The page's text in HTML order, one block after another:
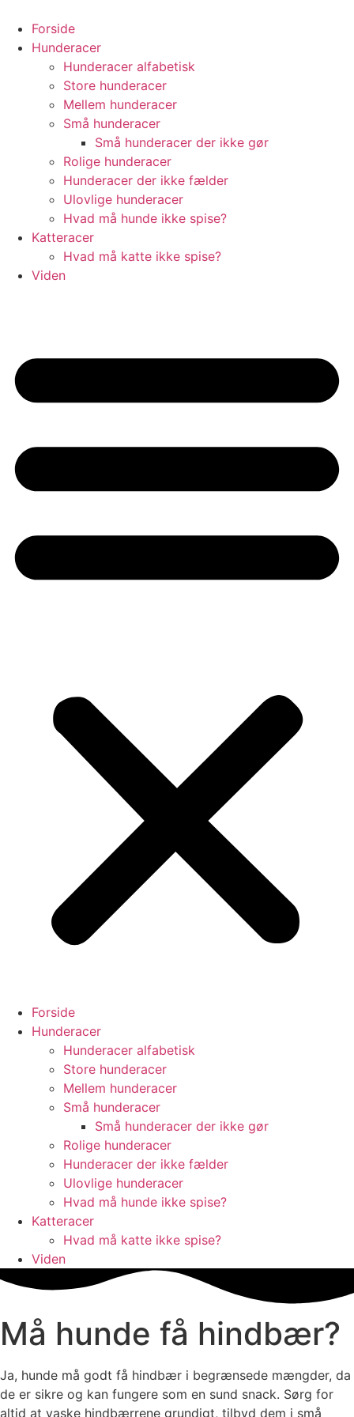
indhold
Forside
Hunderacer
Hunderacer alfabetisk
Store hunderacer
Mellem hunderacer
Små hunderacer
Små hunderacer der ikke gør
Rolige hunderacer
Hunderacer der ikke fælder
Ulovlige hunderacer
Hvad må hunde ikke spise?
Katteracer
Hvad må katte ikke spise?
Viden
Forside
Hunderacer
Hunderacer alfabetisk
Store hunderacer
Mellem hunderacer
Små hunderacer
Små hunderacer der ikke gør
Rolige hunderacer
Hunderacer der ikke fælder
Ulovlige hunderacer
Hvad må hunde ikke spise?
Katteracer
Hvad må katte ikke spise?
Viden
Må hunde få hindbær?
Ja, hunde må godt få hindbær i begrænsede mængder, da
de er sikre og kan fungere som en sund snack. Sørg for
altid at vaske hindbærrene grundigt, tilbyd dem i små